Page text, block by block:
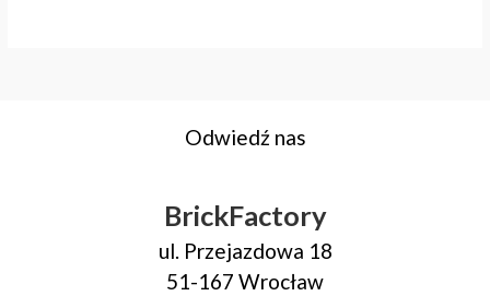
Odwiedź nas
BrickFactory
ul. Przejazdowa 18
51-167 Wrocław